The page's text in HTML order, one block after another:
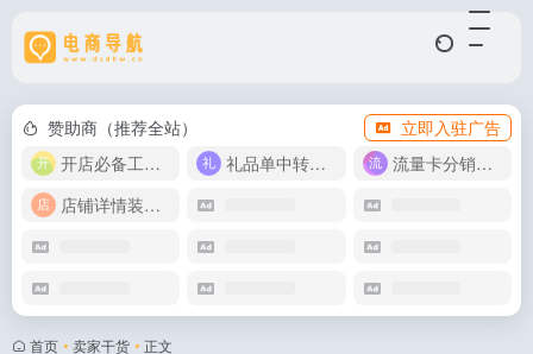
赞助商（推荐全站）
立即入驻广告
开店必备工具箱
礼品单中转同步单
流量卡分销代理
店铺详情装修模版
首页 • 卖家干货 • 正文